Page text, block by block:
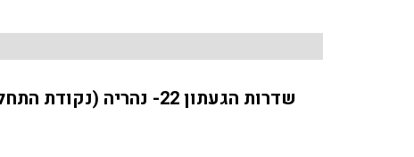
שדרות הגעתון 22- נהריה (נקודת התחלה- המשביר לצרכן)